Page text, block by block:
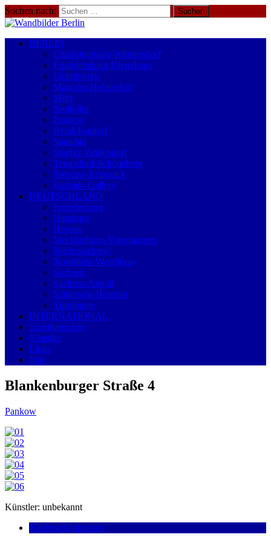
Suchen nach:
BERLIN
Charlottenburg-Wilmersdorf
Friedrichshain-Kreuzberg
Lichtenberg
Marzahn-Hellersdorf
Mitte
Neukölln
Pankow
Reinickendorf
Spandau
Steglitz-Zehlendorf
Tempelhof-Schöneberg
Treptow-Köpenick
Eastside-Gallery
DEUTSCHLAND
Brandenburg
Hamburg
Hessen
Mecklenburg-Vorpommern
Niedersachsen
Nordrhein-Westfalen
Sachsen
Sachsen-Anhalt
Schleswig-Holstein
Thüringen
INTERNATIONAL
Trafohäuschen
Künstler
Links
Info
Blankenburger Straße 4
Pankow
Künstler: unbekannt
Niederschönhausen